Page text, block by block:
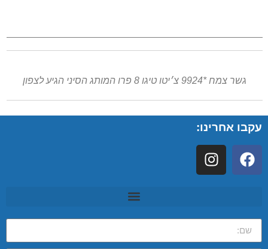
גשר צמח *9924 צ׳יטו טיגו 8 פרו המותג הסיני הגיע לצפון
עקבו אחרינו: